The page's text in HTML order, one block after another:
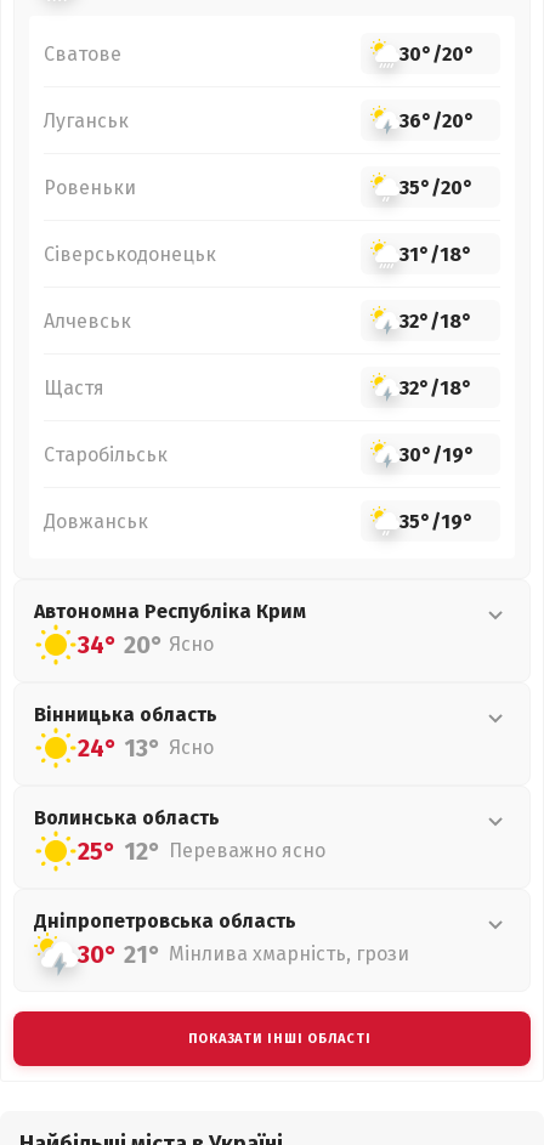
Сватове 30°/20°
Луганськ 36°/20°
Ровеньки 35°/20°
Сіверськодонецьк 31°/18°
Алчевськ 32°/18°
Щастя 32°/18°
Старобільськ 30°/19°
Довжанськ 35°/19°
Автономна Республіка Крим
34° 20° Ясно
Вінницька область
24° 13° Ясно
Волинська область
25° 12° Переважно ясно
Дніпропетровська область
30° 21° Мінлива хмарність, грози
ПОКАЗАТИ ІНШІ ОБЛАСТІ